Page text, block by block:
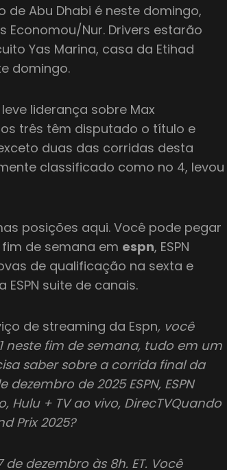
de Abu Dhabi é neste domingo,
Economou/Nur. Drivers estarão
Yas Marina, casa da Etihad
domingo.
liderança sobre Max
três têm disputado o título e
duas das corridas desta
classificado como no 4, levou
posições aqui. Você pode pegar
de semana em espn, ESPN
de qualificação na sexta e
ESPN suite de canais.
de streaming da Espn, você
neste fim de semana, tudo em um
saber sobre a corrida final da
de 2025 ESPN, ESPN
Hulu + TV ao vivo, DirecTVQuando
Prix 2025?
dezembro às 8h. ET. Você